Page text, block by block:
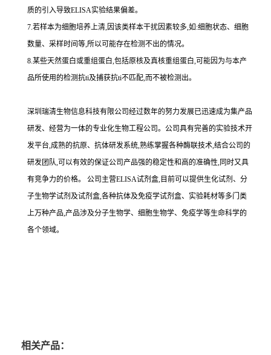
质的引入导致ELISA实验结果偏差。
7.若样本为细胞培养上清,因该类样本干扰因素较多,如:细胞状态、细胞
数量、采样时间等,所以可能存在检测不出的情况。
8.某些天然蛋白或重组蛋白,包括原核及真核重组蛋白,可能因为与本产
品所使用的检测抗ti及捕获抗ti不匹配,而不被检测出。
深圳瑞清生物信息科技有限公司经过数年的努力发展已迅速成为集产品
研发、经营为一体的专业化生物工程公司。公司具有完善的实验技术开
发平台,成熟的抗原、抗体研发系统,熟练掌握各种酶联技术,结合公司的
研发团队,可以有效的保证公司产品强的稳定性和高的准确性,同时又具
有竞争力的价格。
公司主营ELISA试剂盒,目前可以提供生化试剂、分
子生物学试剂及试剂盒,各种抗体及免疫学试剂盒、实验耗材等多门类
上万种产品,产品涉及分子生物学、细胞生物学、免疫学等生命科学的
各个领域。
相关产品：